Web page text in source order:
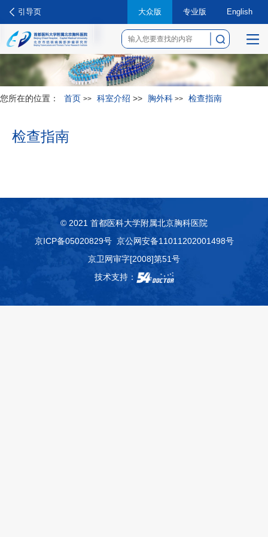
引导页 大众版 专业版 English
菜
您所在的位置： 首页 >> 科室介绍 >> 胸外科 >> 检查指南
检查指南
© 2021 首都医科大学附属北京胸科医院
京ICP备05020829号京公网安备11011202001498号
京卫网审字[2008]第51号
技术支持：